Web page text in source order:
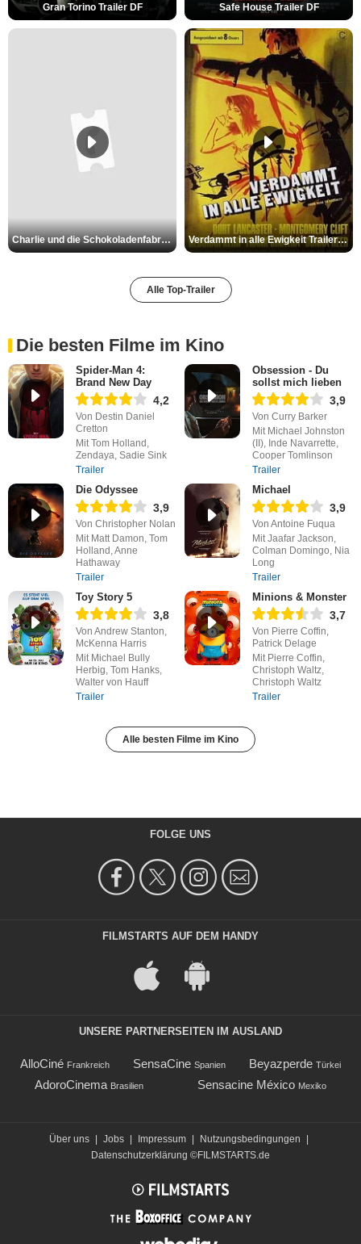
Gran Torino Trailer DF Safe House Trailer DF
Charlie und die Schokoladenfabrik Trailer OV Verdammt in alle Ewigkeit Trailer OV
Alle Top-Trailer
Die besten Filme im Kino
Spider-Man 4:
Brand New Day
4,2
Von Destin Daniel
Cretton
Mit Tom Holland,
Zendaya, Sadie Sink
Trailer
Obsession - Du
sollst mich lieben
3,9
Von Curry Barker
Mit Michael Johnston
(II), Inde Navarrette,
Cooper Tomlinson
Trailer
Die Odyssee
3,9
Von Christopher Nolan
Mit Matt Damon, Tom
Holland, Anne
Hathaway
Trailer
Michael
3,9
Von Antoine Fuqua
Mit Jaafar Jackson,
Colman Domingo, Nia
Long
Trailer
Toy Story 5
3,8
Von Andrew Stanton,
McKenna Harris
Mit Michael Bully
Herbig, Tom Hanks,
Walter von Hauff
Trailer
Minions & Monster
3,7
Von Pierre Coffin,
Patrick Delage
Mit Pierre Coffin,
Christoph Waltz,
Christoph Waltz
Trailer
Alle besten Filme im Kino
FOLGE UNS
FILMSTARTS AUF DEM HANDY
UNSERE PARTNERSEITEN IM AUSLAND
AlloCiné Frankreich SensaCine Spanien Beyazperde Türkei
AdoroCinema Brasilien Sensacine México Mexiko
Über uns | Jobs | Impressum | Nutzungsbedingungen
|
Datenschutzerklärung ©FILMSTARTS.de